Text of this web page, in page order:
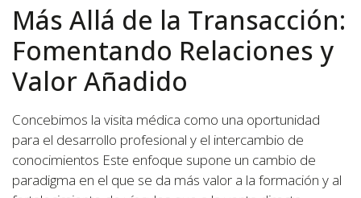
Más Allá de la Transacción:
Fomentando Relaciones y
Valor Añadido
Concebimos la visita médica como una oportunidad
para el desarrollo profesional y el intercambio de
conocimientos Este enfoque supone un cambio de
paradigma en el que se da más valor a la formación y al